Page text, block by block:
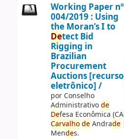
Working Paper nº
004/2019 : Using
the Moran’s I to
Detect Bid
Rigging in
Brazilian
Procurement
Auctions [recurso
eletrônico] /
por Conselho
Administrativode
Defesa Econômica (CA
Carvalho deAndrade
Mendes.